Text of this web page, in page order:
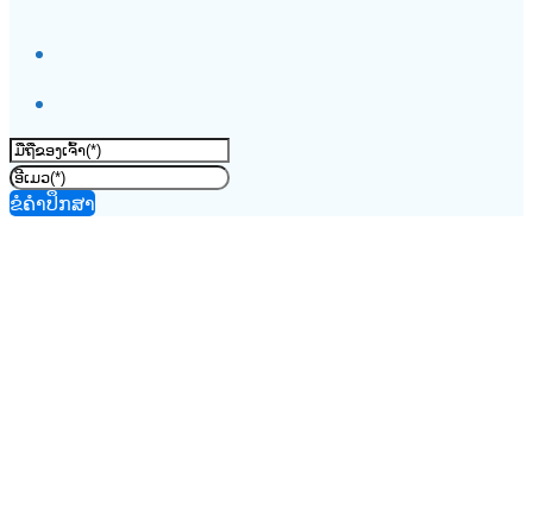
ຂໍຄຳປຶກສາ